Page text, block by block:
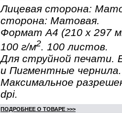
Лицевая сторона:
сторона: Матовая.
Формат A4 (210 x 297
100 г/м2. 100 листов.
Для струйной печати.
и Пигментные чернила.
Максимальное
dpi.
ПОДРОБНЕЕ О ТОВАРЕ >>>